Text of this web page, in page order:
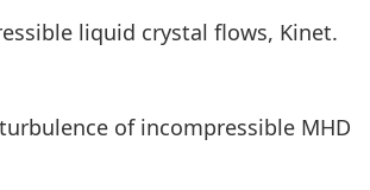
liquid crystal flows, Kinet.
of incompressible MHD